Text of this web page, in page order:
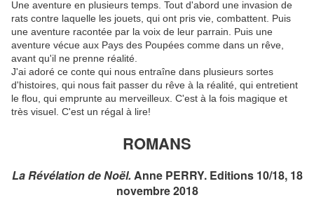
Une aventure en plusieurs temps. Tout d'abord une invasion de
rats contre laquelle les jouets, qui ont pris vie, combattent. Puis
une aventure racontée par la voix de leur parrain. Puis une
aventure vécue aux Pays des Poupées comme dans un rêve,
avant qu'il ne prenne réalité.
J'ai adoré ce conte qui nous entraîne dans plusieurs sortes
d'histoires, qui nous fait passer du rêve à la réalité, qui entretient
le flou, qui emprunte au merveilleux. C'est à la fois magique et
très visuel. C'est un régal à lire!
ROMANS
La Révélation de Noël. Anne PERRY. Editions 10/18, 18
novembre 2018